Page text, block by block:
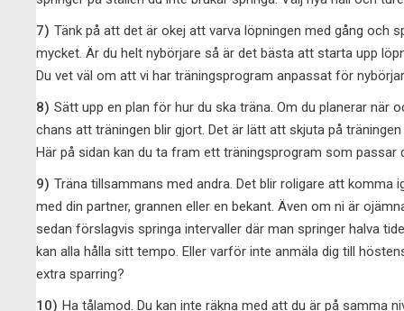
7) Tänk på att det är okej att varva löpningen med gång och
mycket. Är du helt nybörjare så är det bästa att starta upp
Du vet väl om att vi har träningsprogram anpassat för
8) Sätt upp en plan för hur du ska träna. Om du planerar när
chans att träningen blir gjort. Det är lätt att skjuta på
Här på sidan kan du ta fram ett träningsprogram som passar
9) Träna tillsammans med andra. Det blir roligare att komma
med din partner, grannen eller en bekant. Även om ni är
sedan förslagvis springa intervaller där man springer halva
kan alla hålla sitt tempo. Eller varför inte anmäla dig till
extra sparring?
10) Ha tålamod. Du kan inte räkna med att du är på samma